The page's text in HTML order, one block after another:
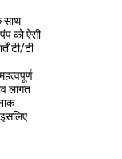
साथ
को ऐसी
टी/टी
लागत